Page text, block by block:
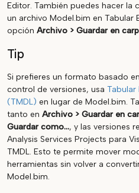
Editor. También puedes hacer la
un archivo Model.bim en Tabular
opción Archivo > Guardar en
Tip
Si prefieres un formato basado
control de versiones, usa Tabular
(TMDL) en lugar de Model.bim.
tanto en Archivo > Guardar en
Guardar como..., y las versiones
Analysis Services Projects para
TMDL. Esto te permite mover
herramientas sin volver a
Model.bim.